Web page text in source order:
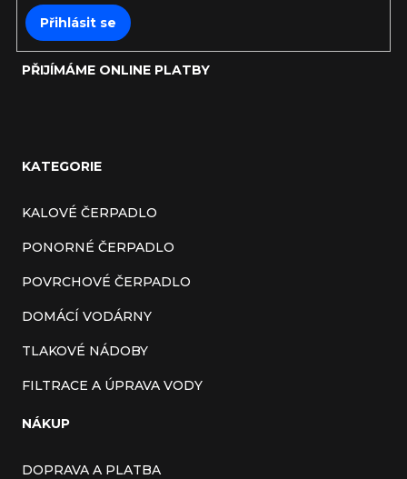
Přihlásit se
PŘIJÍMÁME ONLINE PLATBY
KATEGORIE
KALOVÉ ČERPADLO
PONORNÉ ČERPADLO
POVRCHOVÉ ČERPADLO
DOMÁCÍ VODÁRNY
TLAKOVÉ NÁDOBY
FILTRACE A ÚPRAVA VODY
NÁKUP
DOPRAVA A PLATBA